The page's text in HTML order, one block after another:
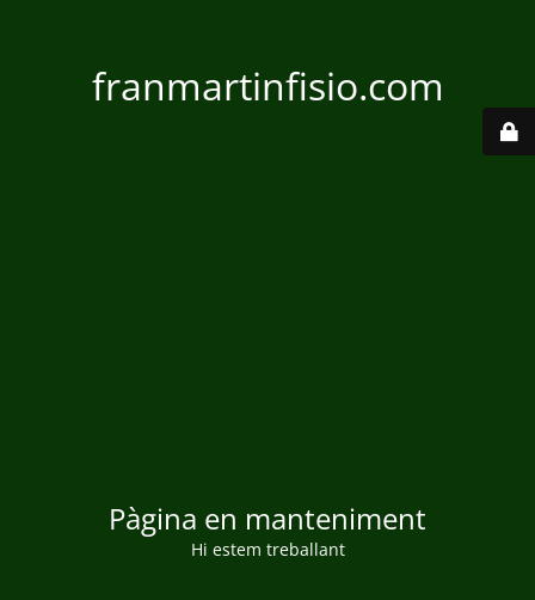
franmartinfisio.com
Pàgina en manteniment
Hi estem treballant